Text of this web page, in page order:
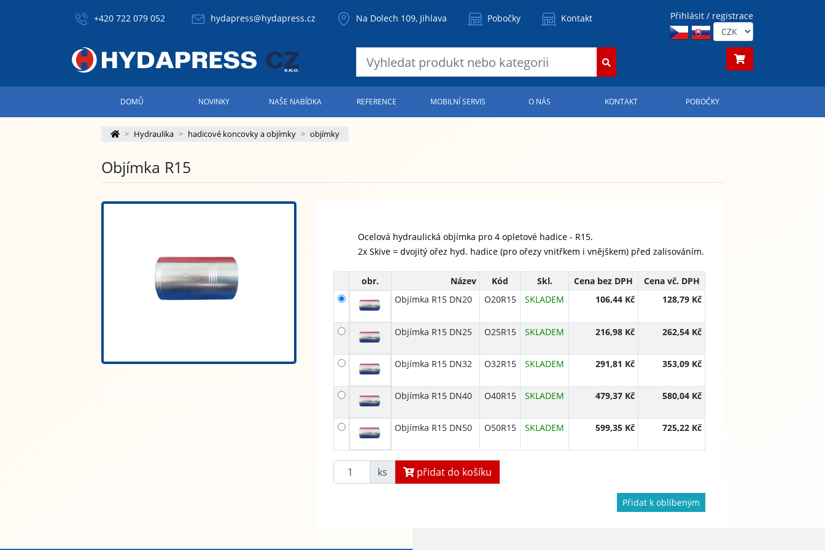
+420 722 079 052 hydapress@hydapress.cz Na Dolech 109, Jihlava Pobočky Kontakt Přihlásit / registrace
DOMŮ NOVINKY NAŠE NABÍDKA REFERENCE MOBILNÍ SERVIS O NÁS KONTAKT POBOČKY
Hydraulika hadicové koncovky a objímky objímky
Objímka R15
Ocelová hydraulická objímka pro 4 opletové hadice - R15.
2x Skive = dvojitý ořez hyd. hadice (pro ořezy vnitřkem i vnějškem) před zalisováním.
obr. Název Kód Skl. Cena bez DPH
Cena vč. DPH
Objímka R15 DN20
O20R15 SKLADEM 106,44 Kč 128,79 Kč
Objímka R15 DN25 O25R15 SKLADEM 216,98 Kč 262,54 Kč
Objímka R15 DN32 O32R15 SKLADEM 291,81 Kč 353,09 Kč
Objímka R15 DN40 O40R15 SKLADEM 479,37 Kč 580,04 Kč
Objímka R15 DN50 O50R15 SKLADEM 599,35 Kč 725,22 Kč
ks přidat do košíku
Přidat k oblíbeným